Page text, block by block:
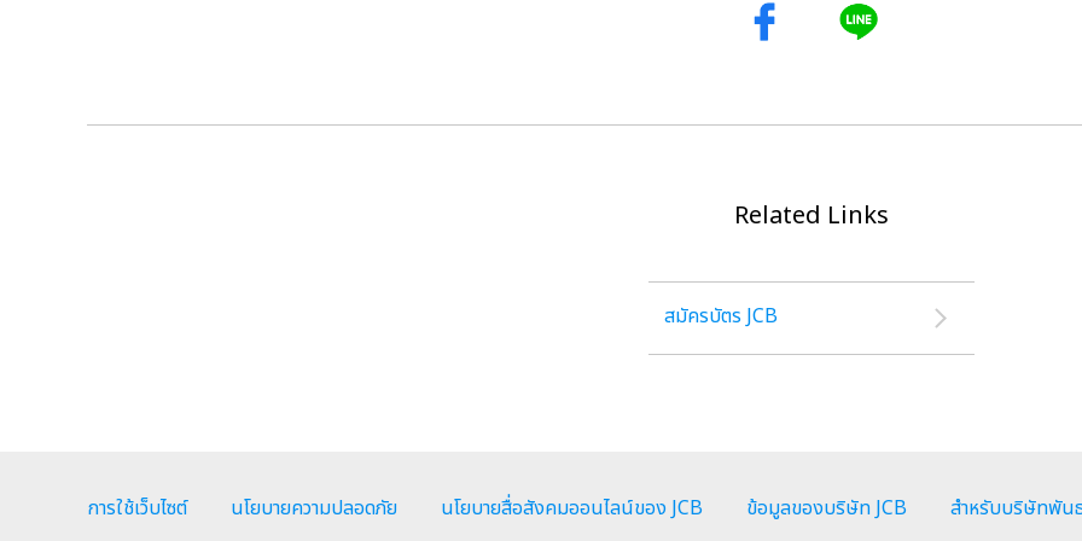
Related Links
สมัครบัตร JCB
การใช้เว็บไซต์ นโยบายความปลอดภัย นโยบายสื่อสังคมออนไลน์ของ JCB ข้อมูลของบริษัท JCB สำหรับบริษัทพัน